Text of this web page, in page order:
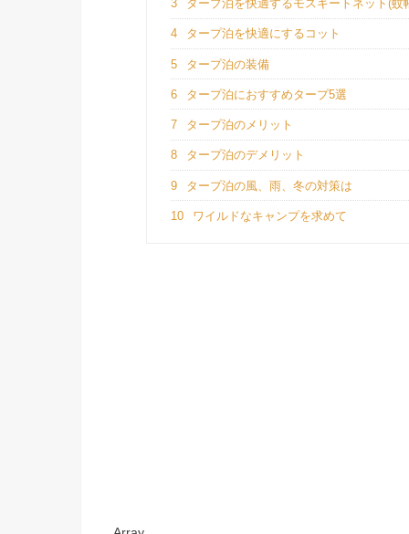
3 タープ泊を快適するモスキートネット(蚊
4 タープ泊を快適にするコット
5 タープ泊の装備
6 タープ泊におすすめタープ5選
7 タープ泊のメリット
8 タープ泊のデメリット
9 タープ泊の風、雨、冬の対策は
10 ワイルドなキャンプを求めて